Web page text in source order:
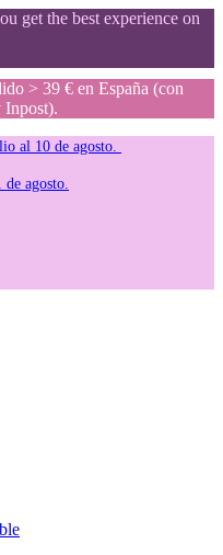
get the best experience on
> 39 € en España (con
al 10 de agosto.
de agosto.